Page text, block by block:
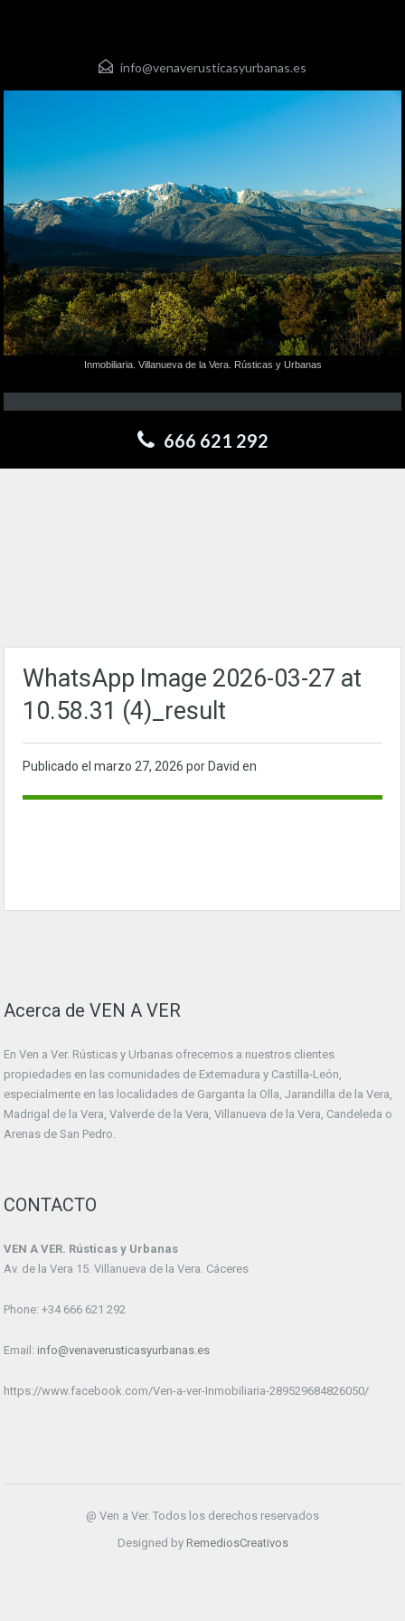
info@venaverusticasyurbanas.es
Inmobiliaria. Villanueva de la Vera. Rústicas y Urbanas
666 621 292
WhatsApp Image 2026-03-27 at
10.58.31 (4)_result
Publicado el marzo 27, 2026 por David en
Acerca de VEN A VER
En Ven a Ver. Rústicas y Urbanas ofrecemos a nuestros clientes
propiedades en las comunidades de Extemadura y Castilla-León,
especialmente en las localidades de Garganta la Olla, Jarandilla de la Vera,
Madrigal de la Vera, Valverde de la Vera, Villanueva de la Vera, Candeleda o
Arenas de San Pedro.
CONTACTO
VEN A VER. Rústicas y Urbanas
Av. de la Vera 15. Villanueva de la Vera. Cáceres
Phone: +34 666 621 292
Email: info@venaverusticasyurbanas.es
https://www.facebook.com/Ven-a-ver-Inmobiliaria-289529684826050/
@ Ven a Ver. Todos los derechos reservados
Designed by RemediosCreativos